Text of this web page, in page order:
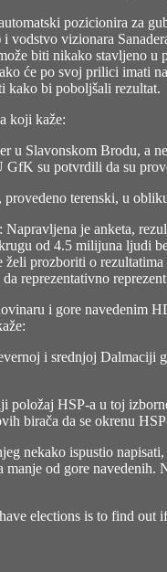
pozicionira za
vodstvo vizionara
biti nikako stavljeno u
će po svoj prilici imati
kako bi poboljšali rezultat.
koji kaže:
u Slavonskom Brodu, a
su potvrdili da su
terenski, u
je anketa,
od 4.5 milijuna ljudi
prozboriti o
reprezentativno
i gore navedenim
:
i srednjoj Dalmaciji
HSP-a u toj
birača da se okrenu
nekako ispustio
od gore
elections is to find out